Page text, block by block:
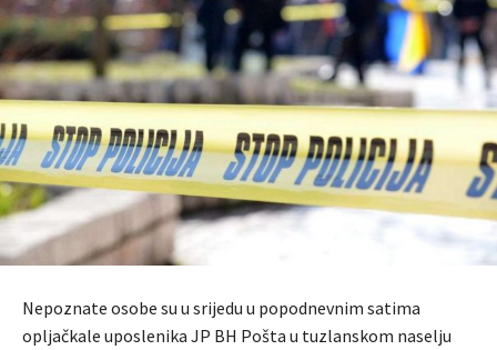
Nepoznate osobe su u srijedu u popodnevnim satima
opljačkale uposlenika JP BH Pošta u tuzlanskom naselju